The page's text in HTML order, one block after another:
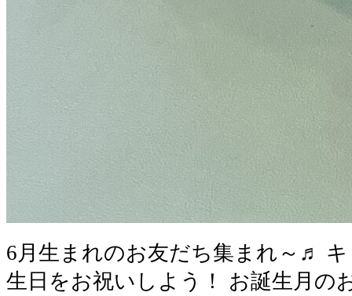
6月生まれのお友だち集まれ～♬
生日をお祝いしよう！ お誕生月の